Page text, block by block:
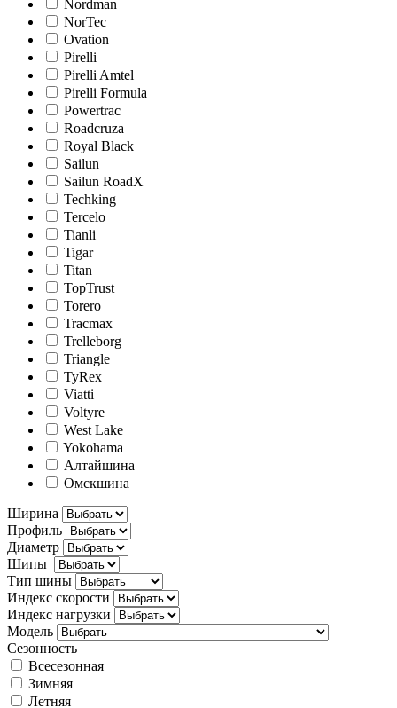
Nordman
NorTec
Ovation
Pirelli
Pirelli Amtel
Pirelli Formula
Powertrac
Roadcruza
Royal Black
Sailun
Sailun RoadX
Techking
Tercelo
Tianli
Tigar
Titan
TopTrust
Torero
Tracmax
Trelleborg
Triangle
TyRex
Viatti
Voltyre
West Lake
Yokohama
Алтайшина
Омскшина
Ширина
Профиль
Диаметр
Шипы
Тип шины
Индекс скорости
Индекс нагрузки
Модель
Сезонность
Всесезонная
Зимняя
Летняя